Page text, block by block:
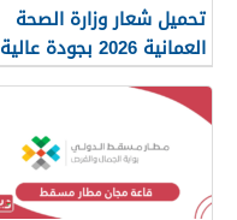
تحميل شعار وزارة الصحة
العمانية 2026 بجودة عالية
png